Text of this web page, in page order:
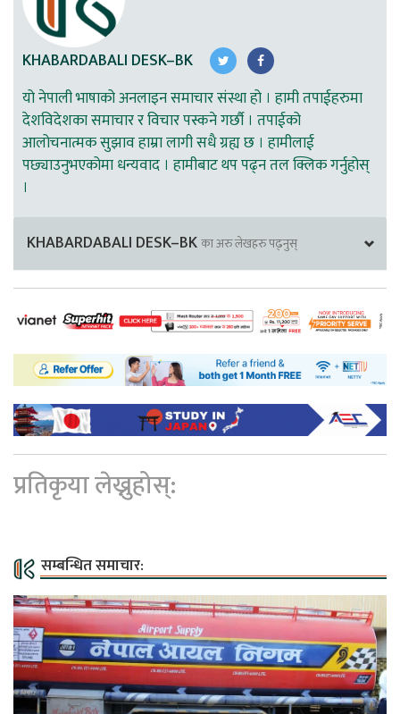
KHABARDABALI DESK–BK
यो नेपाली भाषाको अनलाइन समाचार संस्था हो । हामी तपाईहरुमा
देशविदेशका समाचार र विचार पस्कने गर्छौ । तपाईको
आलोचनात्मक सुझाव हाम्रा लागी सधै ग्रह्य छ । हामीलाई
पछ्याउनुभएकोमा धन्यवाद । हामीबाट थप पढ्न तल क्लिक गर्नुहोस्
।
KHABARDABALI DESK–BKका अरु लेखहरु पढ्नुस्
प्रतिकृया लेख्नुहोस्:
सम्बन्धित समाचार: